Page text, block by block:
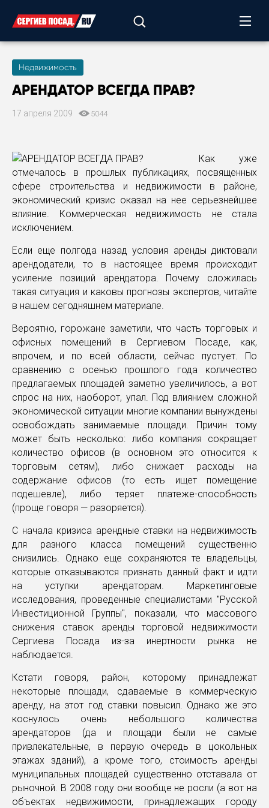
Недвижимость
АРЕНДАТОР ВСЕГДА ПРАВ?
17 апреля 2009 5044
Как уже
отмечалось в прошлых публикациях, посвященных
сфере строительства и недвижимости в районе,
экономический кризис оказал на нее серьезнейшее
влияние. Коммерческая недвижимость не стала
исключением.
Если еще полгода назад условия аренды диктовали
арендодатели, то в настоящее время происходит
усиление позиций арендатора. Почему сложилась
такая ситуация и каковы прогнозы экспертов, читайте
в нашем сегодняшнем материале.
Вероятно, горожане заметили, что часть торговых и
офисных помещений в Сергиевом Посаде, как,
впрочем, и по всей области, сейчас пустует. По
сравнению с осенью прошлого года количество
предлагаемых площадей заметно увеличилось, а вот
спрос на них, наоборот, упал. Под влиянием сложной
экономической ситуации многие компании вынуждены
освобождать занимаемые площади. Причин тому
может быть несколько: либо компания сокращает
количество офисов (в основном это относится к
торговым сетям), либо снижает расходы на
содержание офисов (то есть ищет помещение
подешевле), либо теряет платеже-способность
(проще говоря — разоряется).
С начала кризиса арендные ставки на недвижимость
для разного класса помещений существенно
снизились. Однако еще сохраняются те владельцы,
которые отказываются признать данный факт и идти
на уступки арендаторам. Маркетинговые
исследования, проведенные специалистами "Русской
Инвестиционной Группы", показали, что массового
снижения ставок аренды торговой недвижимости
Сергиева Посада из-за инертности рынка не
наблюдается.
Кстати говоря, район, которому принадлежат
некоторые площади, сдаваемые в коммерческую
аренду, на этот год ставки повысил. Однако же это
коснулось очень небольшого количества
арендаторов (да и площади были не самые
привлекательные, в первую очередь в цокольных
этажах зданий), а кроме того, стоимость аренды
муниципальных площадей существенно отставала от
рыночной. В 2008 году они вообще не росли (а вот на
объектах недвижимости, принадлежащих городу